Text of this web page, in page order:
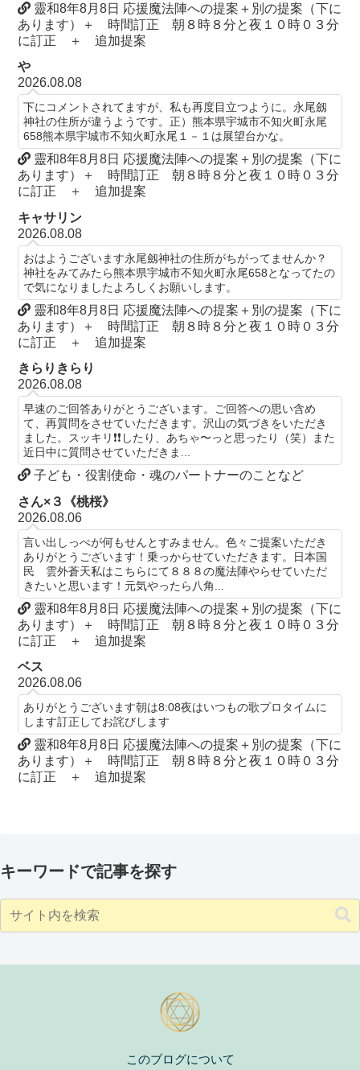
靈和8年8月8日 応援魔法陣への提案＋別の提案（下に
あります）＋ 時間訂正 朝８時８分と夜１０時０３分
に訂正 ＋ 追加提案
や
2026.08.08
下にコメントされてますが、私も再度目立つように。永尾劔
神社の住所が違うようです。正）熊本県宇城市不知火町永尾
658熊本県宇城市不知火町永尾１－１は展望台かな。
靈和8年8月8日 応援魔法陣への提案＋別の提案（下に
あります）＋ 時間訂正 朝８時８分と夜１０時０３分
に訂正 ＋ 追加提案
キャサリン
2026.08.08
おはようございます永尾劔神社の住所がちがってませんか？
神社をみてみたら熊本県宇城市不知火町永尾658となってたの
で気になりましたよろしくお願いします。
靈和8年8月8日 応援魔法陣への提案＋別の提案（下に
あります）＋ 時間訂正 朝８時８分と夜１０時０３分
に訂正 ＋ 追加提案
きらりきらり
2026.08.08
早速のご回答ありがとうございます。ご回答への思い含め
て、再質問をさせていただきます。沢山の気づきをいただき
ました。スッキリ❗️❗️したり、あちゃ〜っと思ったり（笑）また
近日中に質問させていただきま...
子ども・役割使命・魂のパートナーのことなど
さん×３《桃桜》
2026.08.06
言い出しっぺが何もせんとすみません。色々ご提案いただき
ありがとうございます！乗っからせていただきます。日本国
民 雲外蒼天私はこちらにて８８８の魔法陣やらせていただ
きたいと思います！元気やったら八角...
靈和8年8月8日 応援魔法陣への提案＋別の提案（下に
あります）＋ 時間訂正 朝８時８分と夜１０時０３分
に訂正 ＋ 追加提案
ベス
2026.08.06
ありがとうございます朝は8:08夜はいつもの歌プロタイムに
します訂正してお詫びします
靈和8年8月8日 応援魔法陣への提案＋別の提案（下に
あります）＋ 時間訂正 朝８時８分と夜１０時０３分
に訂正 ＋ 追加提案
キーワードで記事を探す
このブログについて